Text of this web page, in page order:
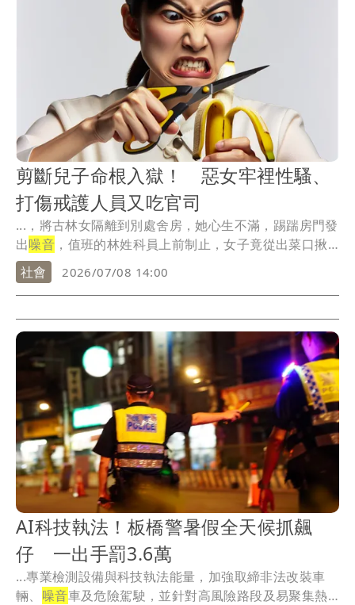
剪斷兒子命根入獄！ 惡女牢裡性騷、
打傷戒護人員又吃官司
...，將古林女隔離到別處舍房，她心生不滿，踢踹房門發
出噪音 ，值班的林姓科員上前制止，女子竟從出菜口揪
住林...
社會 2026/07/08 14:00
AI科技執法！板橋警暑假全天候抓飆
仔 一出手罰3.6萬
...專業檢測設備與科技執法能量，加強取締非法改裝車
輛、 噪音車及危險駕駛，並針對高風險路段及易聚集熱